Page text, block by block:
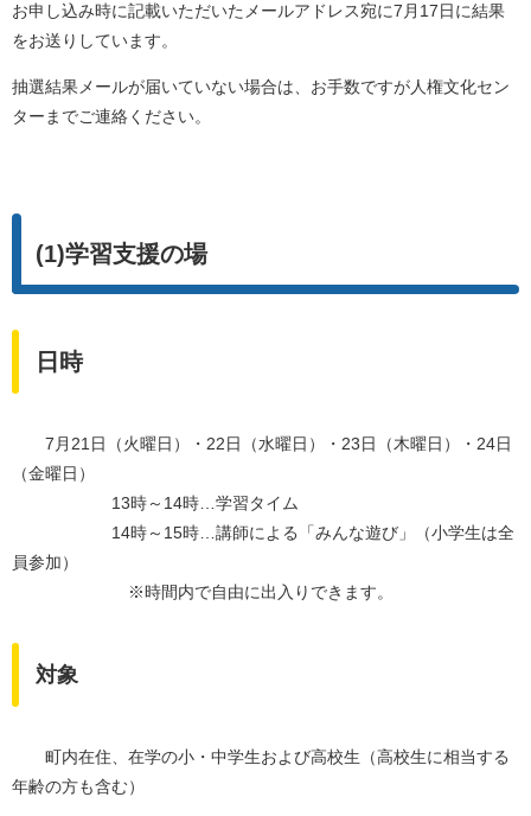
お申し込み時に記載いただいたメールアドレス宛に7月17日に結果
をお送りしています。
抽選結果メールが届いていない場合は、お手数ですが人権文化セン
ターまでご連絡ください。
(1)学習支援の場
日時
7月21日（火曜日）・22日（水曜日）・23日（木曜日）・24日
（金曜日）
13時～14時…学習タイム
14時～15時…講師による「みんな遊び」（小学生は全
員参加）
※時間内で自由に出入りできます。
対象
町内在住、在学の小・中学生および高校生（高校生に相当する
年齢の方も含む）